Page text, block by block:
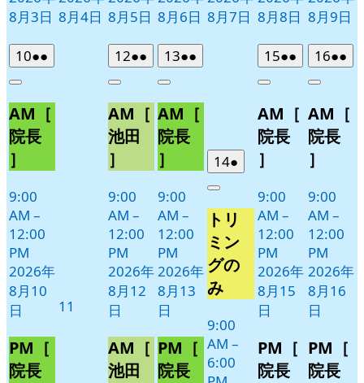
8月3日 8月4日 8月5日 8月6日 8月7日 8月8日 8月9日
102026
年
月
10
日
●●
件
イ
ト)
Close
AM［
院長
］
9:00
AM –
12:00
PM
2026年
8月10
日
PM［
院長
11
122026
年
月
12
日
●●
件
イ
ベ
ト)
Close
AM［
池田
］
9:00
AM –
12:00
PM
2026年
8月12
日
AM［
池田
132026
年
月
13
日
●●
件
イ
ン
ト)
Close
AM［
院長
］
9:00
AM –
12:00
PM
2026年
8月13
日
PM［
院長
142026
年
月
14
日
●
件
ベ
ン
ト)
Close
トリ
ミン
グの
み
9:00
AM –
6:00
152026
年
月
15
日
●●
件
イ
ベ
ト)
Close
AM［
院長
］
9:00
AM –
12:00
PM
2026年
8月15
日
PM［
院長
162026
年
月
16
日
●●
件
イ
Close
AM［
院長
］
9:00
AM –
12:00
PM
2026年
8月16
日
PM［
院長